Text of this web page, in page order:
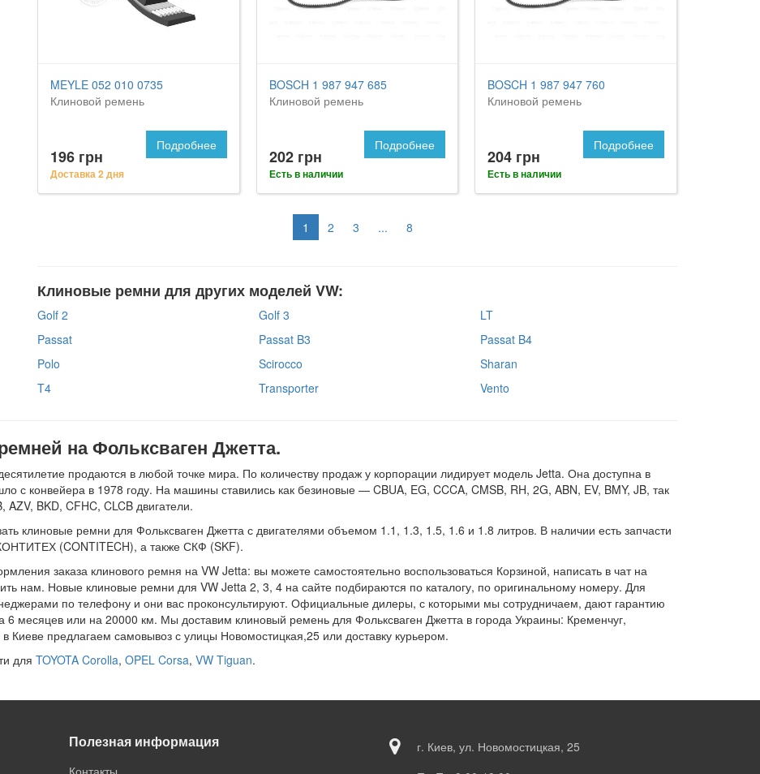
MEYLE 052 010 0735
Клиновой ремень
196 грн
Доставка 2 дня
Подробнее
BOSCH 1 987 947 685
Клиновой ремень
202 грн
Есть в наличии
Подробнее
BOSCH 1 987 947 760
Клиновой ремень
204 грн
Есть в наличии
Подробнее
1 2 3 ... 8
Клиновые ремни для других моделей VW:
Golf 2 Golf 3
LT
Passat
Passat B3
Passat B4
Polo
Scirocco
Sharan
T4
Transporter Vento
на Фольксваген Джетта.
продаются в любой точке мира. По количеству продаж у корпорации лидирует модель Jetta. Она доступна в
с конвейера в 1978 году. На машины ставились как безиновые — CBUA, EG, CCCA, CMSB, RH, 2G, ABN, EV, BMY, JB, так
BKD, CFHC, CLCB двигатели.
клиновые ремни для Фольксваген Джетта с двигателями объемом 1.1, 1.3, 1.5, 1.6 и 1.8 литров. В наличии есть запчасти
(CONTITECH), а также СКФ (SKF).
заказа клинового ремня на VW Jetta: вы можете самостоятельно воспользоваться Корзиной, написать в чат на
нам. Новые клиновые ремни для VW Jetta 2, 3, 4 на сайте подбираются по каталогу, по оригинальному номеру. Для
по телефону и они вас проконсультируют. Официальные дилеры, с которыми мы сотрудничаем, дают гарантию
6 месяцев или на 20000 км. Мы доставим клиновый ремень для Фольксваген Джетта в города Украины: Кременчуг,
Киеве предлагаем самовывоз с улицы Новомостицкая,25 или доставку курьером.
для TOYOTA Corolla, OPEL Corsa, VW Tiguan.
Полезная информация
Контакты
г. Киев, ул. Новомостицкая, 25